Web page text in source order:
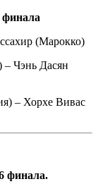
(Марокко)
– Чэнь Дасян
– Хорхе Вивас
финала.